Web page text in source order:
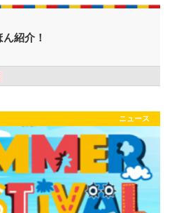
紹介！
ニュース